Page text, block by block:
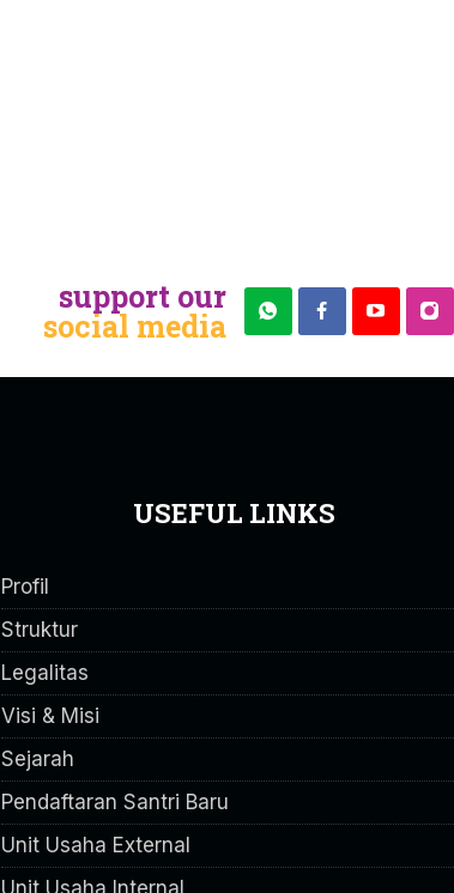
support our
social media
USEFUL LINKS
Profil
Struktur
Legalitas
Visi & Misi
Sejarah
Pendaftaran Santri Baru
Unit Usaha External
Unit Usaha Internal